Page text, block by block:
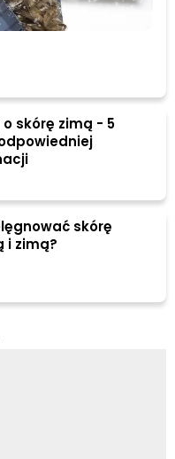
skórę zimą - 5
skórę
i zimą?